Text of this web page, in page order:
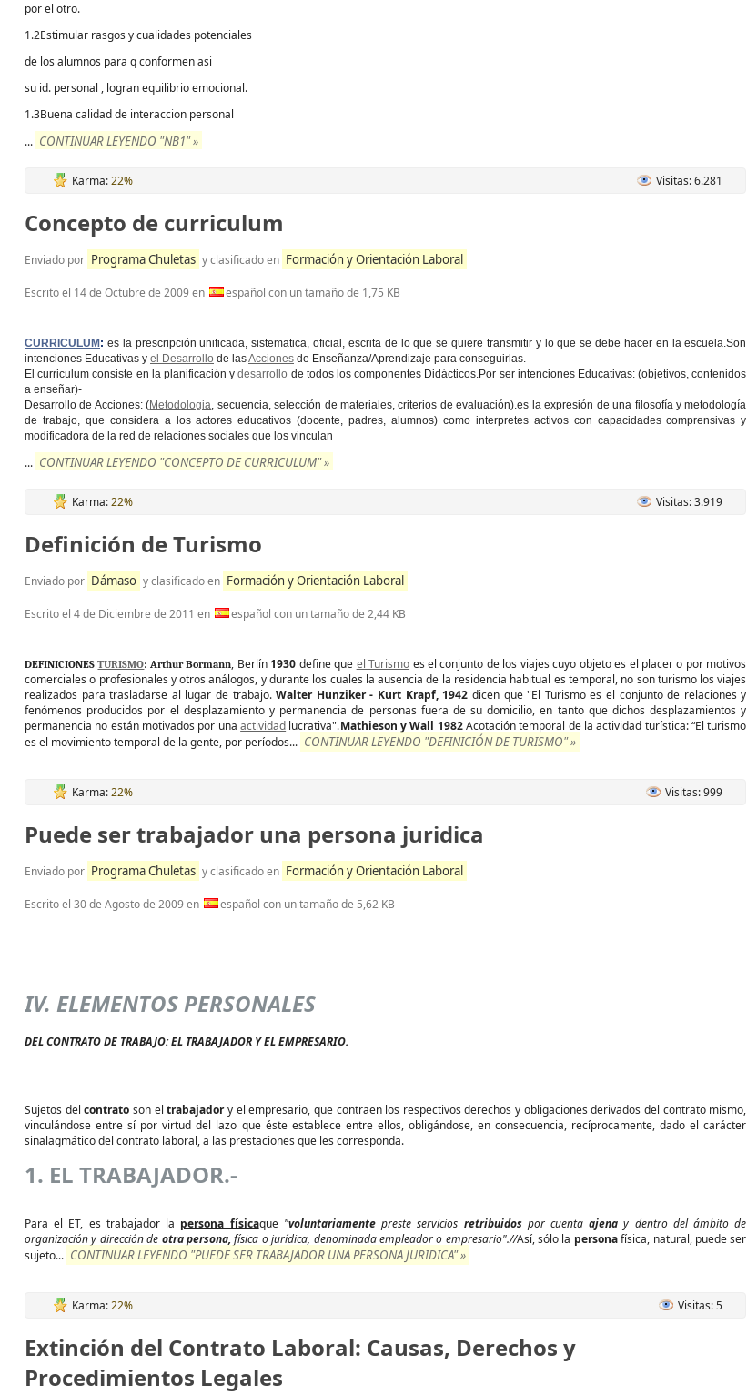
por el otro.
1.2Estimular rasgos y cualidades potenciales
de los alumnos para q conformen asi
su id. personal , logran equilibrio emocional.
1.3Buena calidad de interaccion personal
... CONTINUAR LEYENDO "NB1" »
Karma:22% Visitas: 6.281
Concepto de curriculum
Enviado por Programa Chuletas y clasificado en Formación y Orientación Laboral
Escrito el 14 de Octubre de 2009en español con un tamaño de 1,75 KB
CURRICULUM : es la prescripción unificada, sistematica, oficial, escrita de lo que se quiere transmitir y lo que se debe hacer en la escuela.Son
intenciones Educativas y el Desarrollo de lasAcciones de Enseñanza/Aprendizaje para conseguirlas.
El curriculum consiste en la planificación ydesarrollo de todos los componentes Didácticos.Por ser intenciones Educativas: (objetivos, contenidos
a enseñar)-
Desarrollo de Acciones: (Metodologia, secuencia, selección de materiales, criterios de evaluación).es la expresión de una filosofía y metodología
de trabajo, que considera a los actores educativos (docente, padres, alumnos) como interpretes activos con capacidades comprensivas y
modificadora de la red de relaciones sociales que los vinculan
... CONTINUAR LEYENDO "CONCEPTO DE CURRICULUM" »
Karma:22% Visitas: 3.919
Definición de Turismo
Enviado por Dámaso y clasificado en Formación y Orientación Laboral
Escrito el 4 de Diciembre de 2011 en español con un tamaño de 2,44 KB
DEFINICIONESTURISMO: Arthur Bormann, Berlín 1930 define que el Turismo es el conjunto de los viajes cuyo objeto es el placer o por motivos
comerciales o profesionales y otros análogos, y durante los cuales la ausencia de la residencia habitual es temporal, no son turismo los viajes
realizados para trasladarse al lugar de trabajo.Walter Hunziker - Kurt Krapf, 1942 dicen que "El Turismo es el conjunto de relaciones y
fenómenos producidos por el desplazamiento y permanencia de personas fuera de su domicilio, en tanto que dichos desplazamientos y
permanencia no están motivados por unaactividad lucrativa".Mathieson y Wall 1982Acotación temporal de la actividad turística: “El turismo
es el movimiento temporal de la gente, por períodos... CONTINUAR LEYENDO "DEFINICIÓN DE TURISMO" »
Karma:22% Visitas: 999
Puede ser trabajador una persona juridica
Enviado por Programa Chuletas y clasificado en Formación y Orientación Laboral
Escrito el 30 de Agosto de 2009en español con un tamaño de 5,62 KB
IV. ELEMENTOS PERSONALES
DEL CONTRATO DE TRABAJO: EL TRABAJADOR Y EL EMPRESARIO.
Sujetos delcontrato son eltrabajadory el empresario, que contraen los respectivos derechos y obligaciones derivados del contrato mismo,
vinculándose entre sí por virtud del lazo que éste establece entre ellos, obligándose, en consecuencia, recíprocamente, dado el carácter
sinalagmático del contrato laboral, a las prestaciones que les corresponda.
1. EL TRABAJADOR.-
Para el ET, es trabajador la persona físicaque "voluntariamentepreste servicios retribuidospor cuentaajena y dentro del ámbito de
organización y dirección de otra persona, física o jurídica, denominada empleador o empresario".//Así, sólo la personafísica, natural, puede ser
sujeto... CONTINUAR LEYENDO "PUEDE SER TRABAJADOR UNA PERSONA JURIDICA" »
Karma:22% Visitas: 5
Extinción del Contrato Laboral: Causas, Derechos y
Procedimientos Legales